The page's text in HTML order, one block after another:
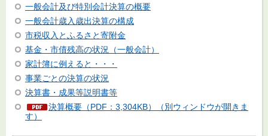
一般会計及び特別会計決算の概要
一般会計歳入歳出決算の構成
市税収入とふるさと寄附金
基金・市債残高の状況（一般会計）
家計簿に例えると・・・
事業ごとの決算の状況
決算書・成果等説明書等
決算概要（PDF：3,304KB）（別ウィンドウが開きま
す）